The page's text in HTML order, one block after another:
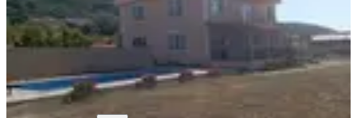
24.500.000 ₺
Korutürk ak
Ara